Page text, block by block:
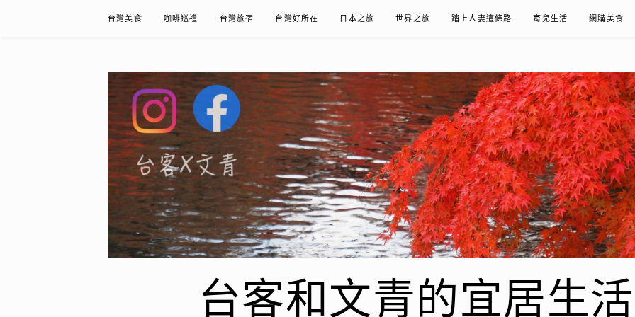
台灣美食 咖啡巡禮 台灣旅宿 台灣好所在 日本之旅 世界之旅 踏上人妻這條路 育兒生活 網購美食
台客和文青的宜居生